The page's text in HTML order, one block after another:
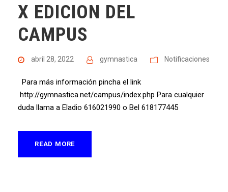
X EDICION DEL
CAMPUS
abril 28, 2022 gymnastica Notificaciones
Para más información pincha el link
http://gymnastica.net/campus/index.php Para cualquier
duda llama a Eladio 616021990 o Bel 618177445
READ MORE